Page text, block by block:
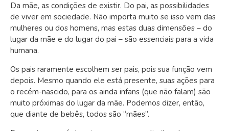
Da mãe, as condições de existir. Do pai, as possibilidades
de viver em sociedade. Não importa muito se isso vem das
mulheres ou dos homens, mas estas duas dimensões – do
lugar da mãe e do lugar do pai – são essenciais para a vida
humana.
Os pais raramente escolhem ser pais, pois sua função vem
depois. Mesmo quando ele está presente, suas ações para
o recém-nascido, para os ainda infans (que não falam) são
muito próximas do lugar da mãe. Podemos dizer, então,
que diante de bebês, todos são “mães”.